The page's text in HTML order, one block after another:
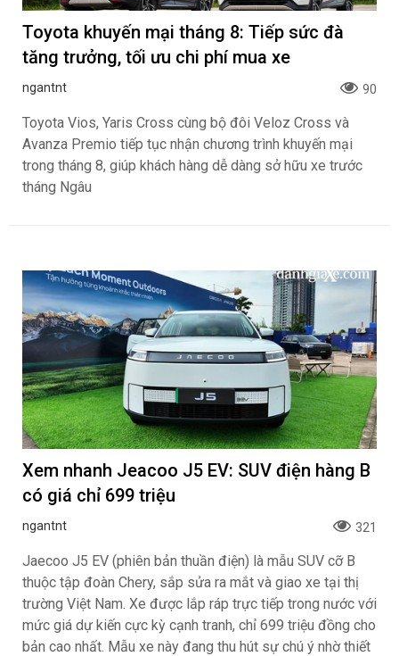
Toyota khuyến mại tháng 8: Tiếp sức đà
tăng trưởng, tối ưu chi phí mua xe
ngantnt 90
Toyota Vios, Yaris Cross cùng bộ đôi Veloz Cross và
Avanza Premio tiếp tục nhận chương trình khuyến mại
trong tháng 8, giúp khách hàng dễ dàng sở hữu xe trước
tháng Ngâu
Xem nhanh Jeacoo J5 EV: SUV điện hàng B
có giá chỉ 699 triệu
ngantnt 321
Jaecoo J5 EV (phiên bản thuần điện) là mẫu SUV cỡ B
thuộc tập đoàn Chery, sắp sửa ra mắt và giao xe tại thị
trường Việt Nam. Xe được lắp ráp trực tiếp trong nước với
mức giá dự kiến cực kỳ cạnh tranh, chỉ 699 triệu đồng cho
bản cao nhất. Mẫu xe này đang thu hút sự chú ý nhờ thiết